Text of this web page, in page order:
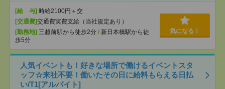
[給 与] 時給2100円＋交
[交通費]交通費実費支給（当社規定あり）
[勤務地] 三越前駅から徒歩2分 / 新日本橋駅から徒
歩5分
気になる！
人気イベントも！好きな場所で働けるイベントスタ
ッフ☆来社不要！働いたその日に給料もらえる日払
い/T1[アルバイト]